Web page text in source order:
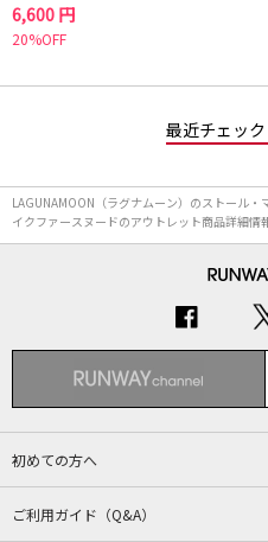
6,600 円
20%OFF
最近チェッ
LAGUNAMOON（ラグナムーン）のストール
イクファースヌードのアウトレット商品詳細情
初めての方へ
ご利用ガイド（Q&A）